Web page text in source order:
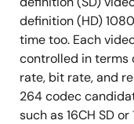
definition (HD)
time too. Each
controlled in terms
rate, bit rate, and
264 codec
such as 16CH SD or